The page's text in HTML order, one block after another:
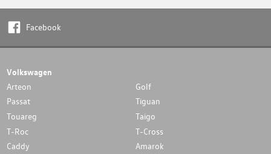
Facebook
Volkswagen
Arteon
Golf
Passat
Tiguan
Touareg
Taigo
T-Roc
T-Cross
Caddy
Amarok